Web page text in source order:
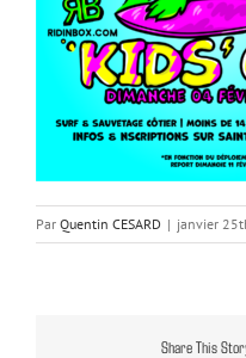
Par Quentin CESARD | janvier
Share This